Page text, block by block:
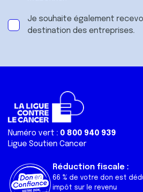
Je souhaite également
destination des entreprises.
Numéro vert : 0 800 940 939
Ligue Soutien Cancer
Réduction fiscale :
66 % de votre don est
impôt sur le revenu